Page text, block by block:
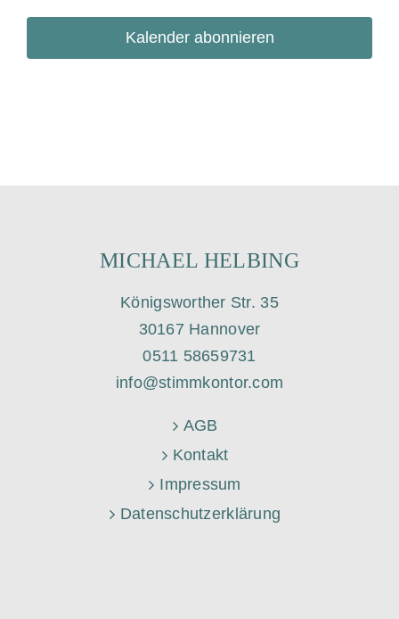
Kalender abonnieren
MICHAEL HELBING
Königsworther Str. 35
30167 Hannover
0511 58659731
info@stimmkontor.com
AGB
Kontakt
Impressum
Datenschutzerklärung